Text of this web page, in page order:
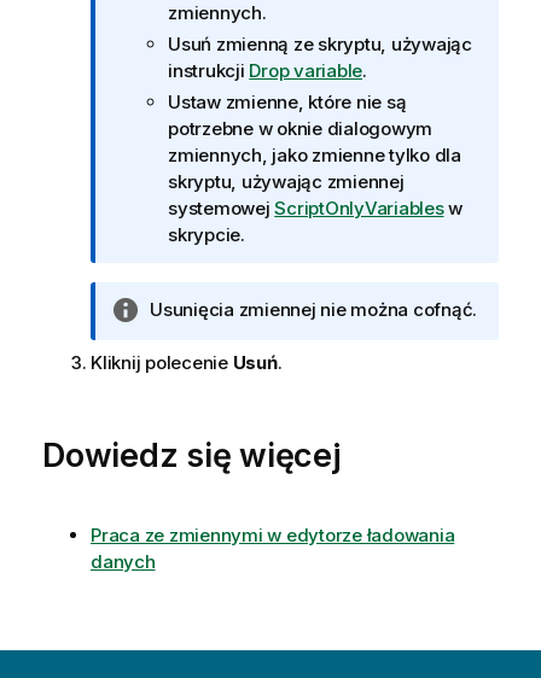
j
zmiennych.
Usuń zmienną ze skryptu, używając
instrukcji Drop variable.
Ustaw zmienne, które nie są
potrzebne w oknie dialogowym
zmiennych, jako zmienne tylko dla
skryptu, używając zmiennej
systemowejScriptOnlyVariablesw
skrypcie.
I
f
m
a
a
Usunięcia zmiennej nie można cofnąć.
Kliknij polecenie Usuń.
Dowiedz się więcej
Praca ze zmiennymi w edytorze ładowania
danych